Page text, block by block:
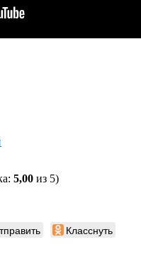
5,00 из 5)
Класснуть